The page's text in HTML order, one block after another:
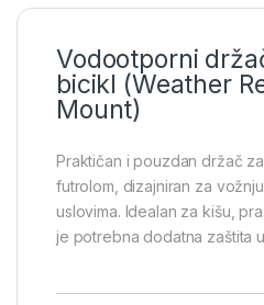
Vodootporni
bicikl (Weather
Mount)
Praktičan i pouzdan držač
futrolom, dizajniran za
uslovima. Idealan za kišu,
je potrebna dodatna zaštita